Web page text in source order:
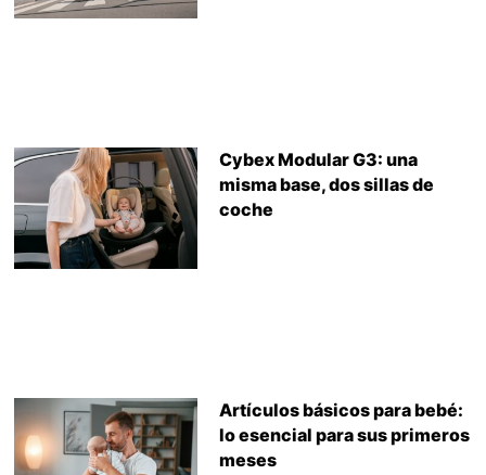
Cybex Modular G3: una
misma base, dos sillas de
coche
Artículos básicos para bebé:
lo esencial para sus primeros
meses